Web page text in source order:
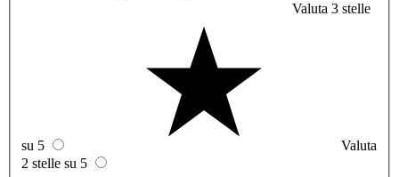
Valuta 3 stelle
su 5
Valuta
2 stelle su 5